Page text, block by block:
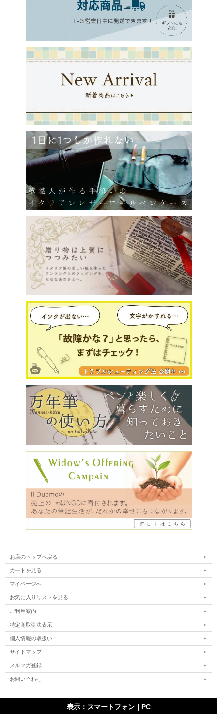
お店のトップへ戻る
カートを見る
マイページへ
お気に入りリストを見る
ご利用案内
特定商取引法表示
個人情報の取扱い
サイトマップ
メルマガ登録
お問い合わせ
表示：スマートフォン｜ PC